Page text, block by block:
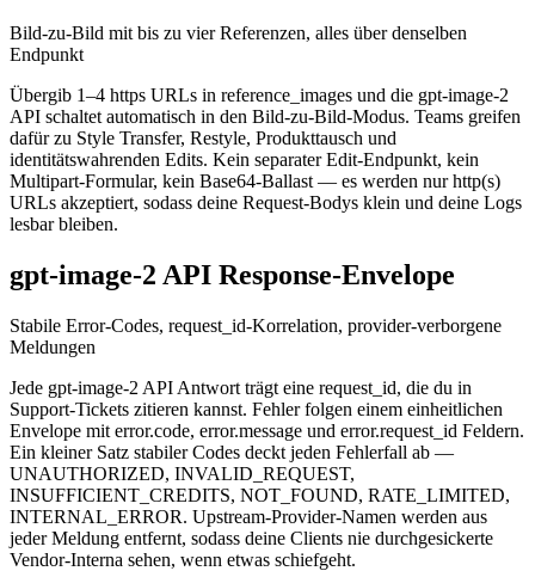
Bild-zu-Bild mit bis zu vier Referenzen, alles über denselben
Endpunkt
Übergib 1–4 https URLs in reference_images und die gpt-image-2
API schaltet automatisch in den Bild-zu-Bild-Modus. Teams greifen
dafür zu Style Transfer, Restyle, Produkttausch und
identitätswahrenden Edits. Kein separater Edit-Endpunkt, kein
Multipart-Formular, kein Base64-Ballast — es werden nur http(s)
URLs akzeptiert, sodass deine Request-Bodys klein und deine Logs
lesbar bleiben.
gpt-image-2 API Response-Envelope
Stabile Error-Codes, request_id-Korrelation, provider-verborgene
Meldungen
Jede gpt-image-2 API Antwort trägt eine request_id, die du in
Support-Tickets zitieren kannst. Fehler folgen einem einheitlichen
Envelope mit error.code, error.message und error.request_id Feldern.
Ein kleiner Satz stabiler Codes deckt jeden Fehlerfall ab —
UNAUTHORIZED, INVALID_REQUEST,
INSUFFICIENT_CREDITS, NOT_FOUND, RATE_LIMITED,
INTERNAL_ERROR. Upstream-Provider-Namen werden aus
jeder Meldung entfernt, sodass deine Clients nie durchgesickerte
Vendor-Interna sehen, wenn etwas schiefgeht.